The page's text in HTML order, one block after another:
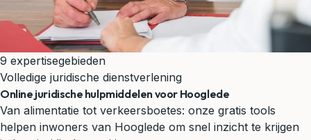
9 expertisegebieden
Volledige juridische dienstverlening
Online juridische hulpmiddelen voor Hooglede
Van alimentatie tot verkeersboetes: onze gratis tools
helpen inwoners van Hooglede om snel inzicht te krijgen